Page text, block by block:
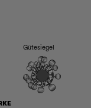
Gütesiegel